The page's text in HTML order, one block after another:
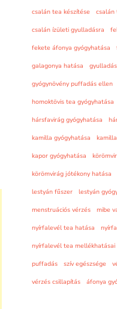
csalán tea készítése
csalán
csalán ízületi gyulladásra
fekete áfonya gyógyhatása
galagonya hatása
gyógynövény puffadás ellen
homoktövis tea gyógyhatása
hársfavirág gyógyhatása
kamilla gyógyhatása
kapor gyógyhatása
körömvirág jótékony hatása
lestyán fűszer
lestyán
menstruációs vérzés
mibe
nyírfalevél tea hatása
nyírfalevél tea mellékhatásai
puffadás
szív egészsége
vérzés csillapítás
áfonya